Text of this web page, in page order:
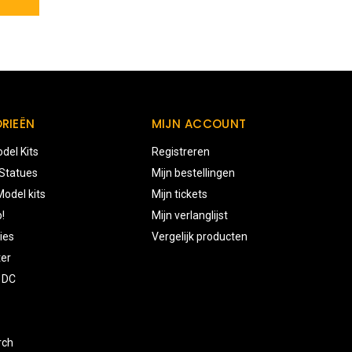
Kits
kits
MIJN ACCOUNT
Registreren
Mijn bestellingen
Mijn tickets
Mijn verlanglijst
Vergelijk producten